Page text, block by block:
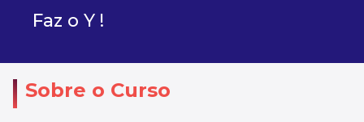
Faz o Y !
Sobre o Curso